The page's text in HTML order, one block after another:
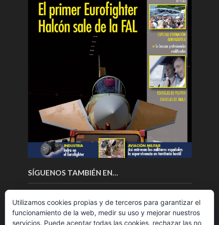
SÍGUENOS TAMBIÉN EN…
Utilizamos cookies propias y de terceros para garantizar el
funcionamiento de la web, medir su uso y mejorar nuestros
servicios. Puede aceptar todas las cookies, rechazar las no